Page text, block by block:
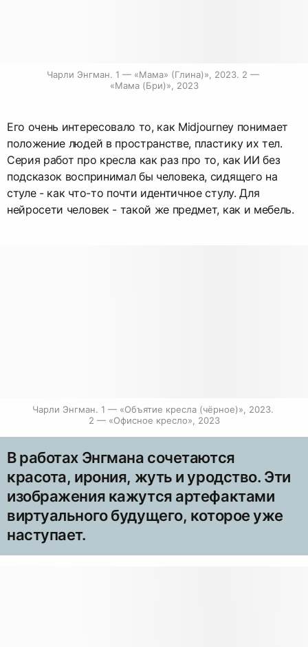
Чарли Энгман. 1 — «Мама» (Глина)», 2023. 2 —
«Мама (Бри)», 2023
Его очень интересовало то, как Midjourney понимает
положение людей в пространстве, пластику их тел.
Серия работ про кресла как раз про то, как ИИ без
подсказок воспринимал бы человека, сидящего на
стуле - как что-то почти идентичное стулу. Для
нейросети человек - такой же предмет, как и мебель.
Чарли Энгман. 1 — «Объятие кресла (чёрное)», 2023.
2 — «Офисное кресло», 2023
В работах Энгмана сочетаются
красота, ирония, жуть и уродство. Эти
изображения кажутся артефактами
виртуального будущего, которое уже
наступает.